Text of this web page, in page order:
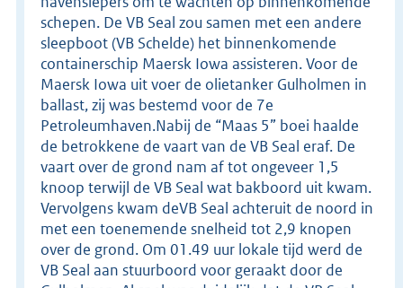
schepen. De VB Seal zou samen met een andere
sleepboot (VB Schelde) het binnenkomende
containerschip Maersk Iowa assisteren. Voor de
Maersk Iowa uit voer de olietanker Gulholmen in
ballast, zij was bestemd voor de 7e
Petroleumhaven.Nabij de “Maas 5” boei haalde
de betrokkene de vaart van de VB Seal eraf. De
vaart over de grond nam af tot ongeveer 1,5
knoop terwijl de VB Seal wat bakboord uit kwam.
Vervolgens kwam deVB Seal achteruit de noord in
met een toenemende snelheid tot 2,9 knopen
over de grond. Om 01.49 uur lokale tijd werd de
VB Seal aan stuurboord voor geraakt door de